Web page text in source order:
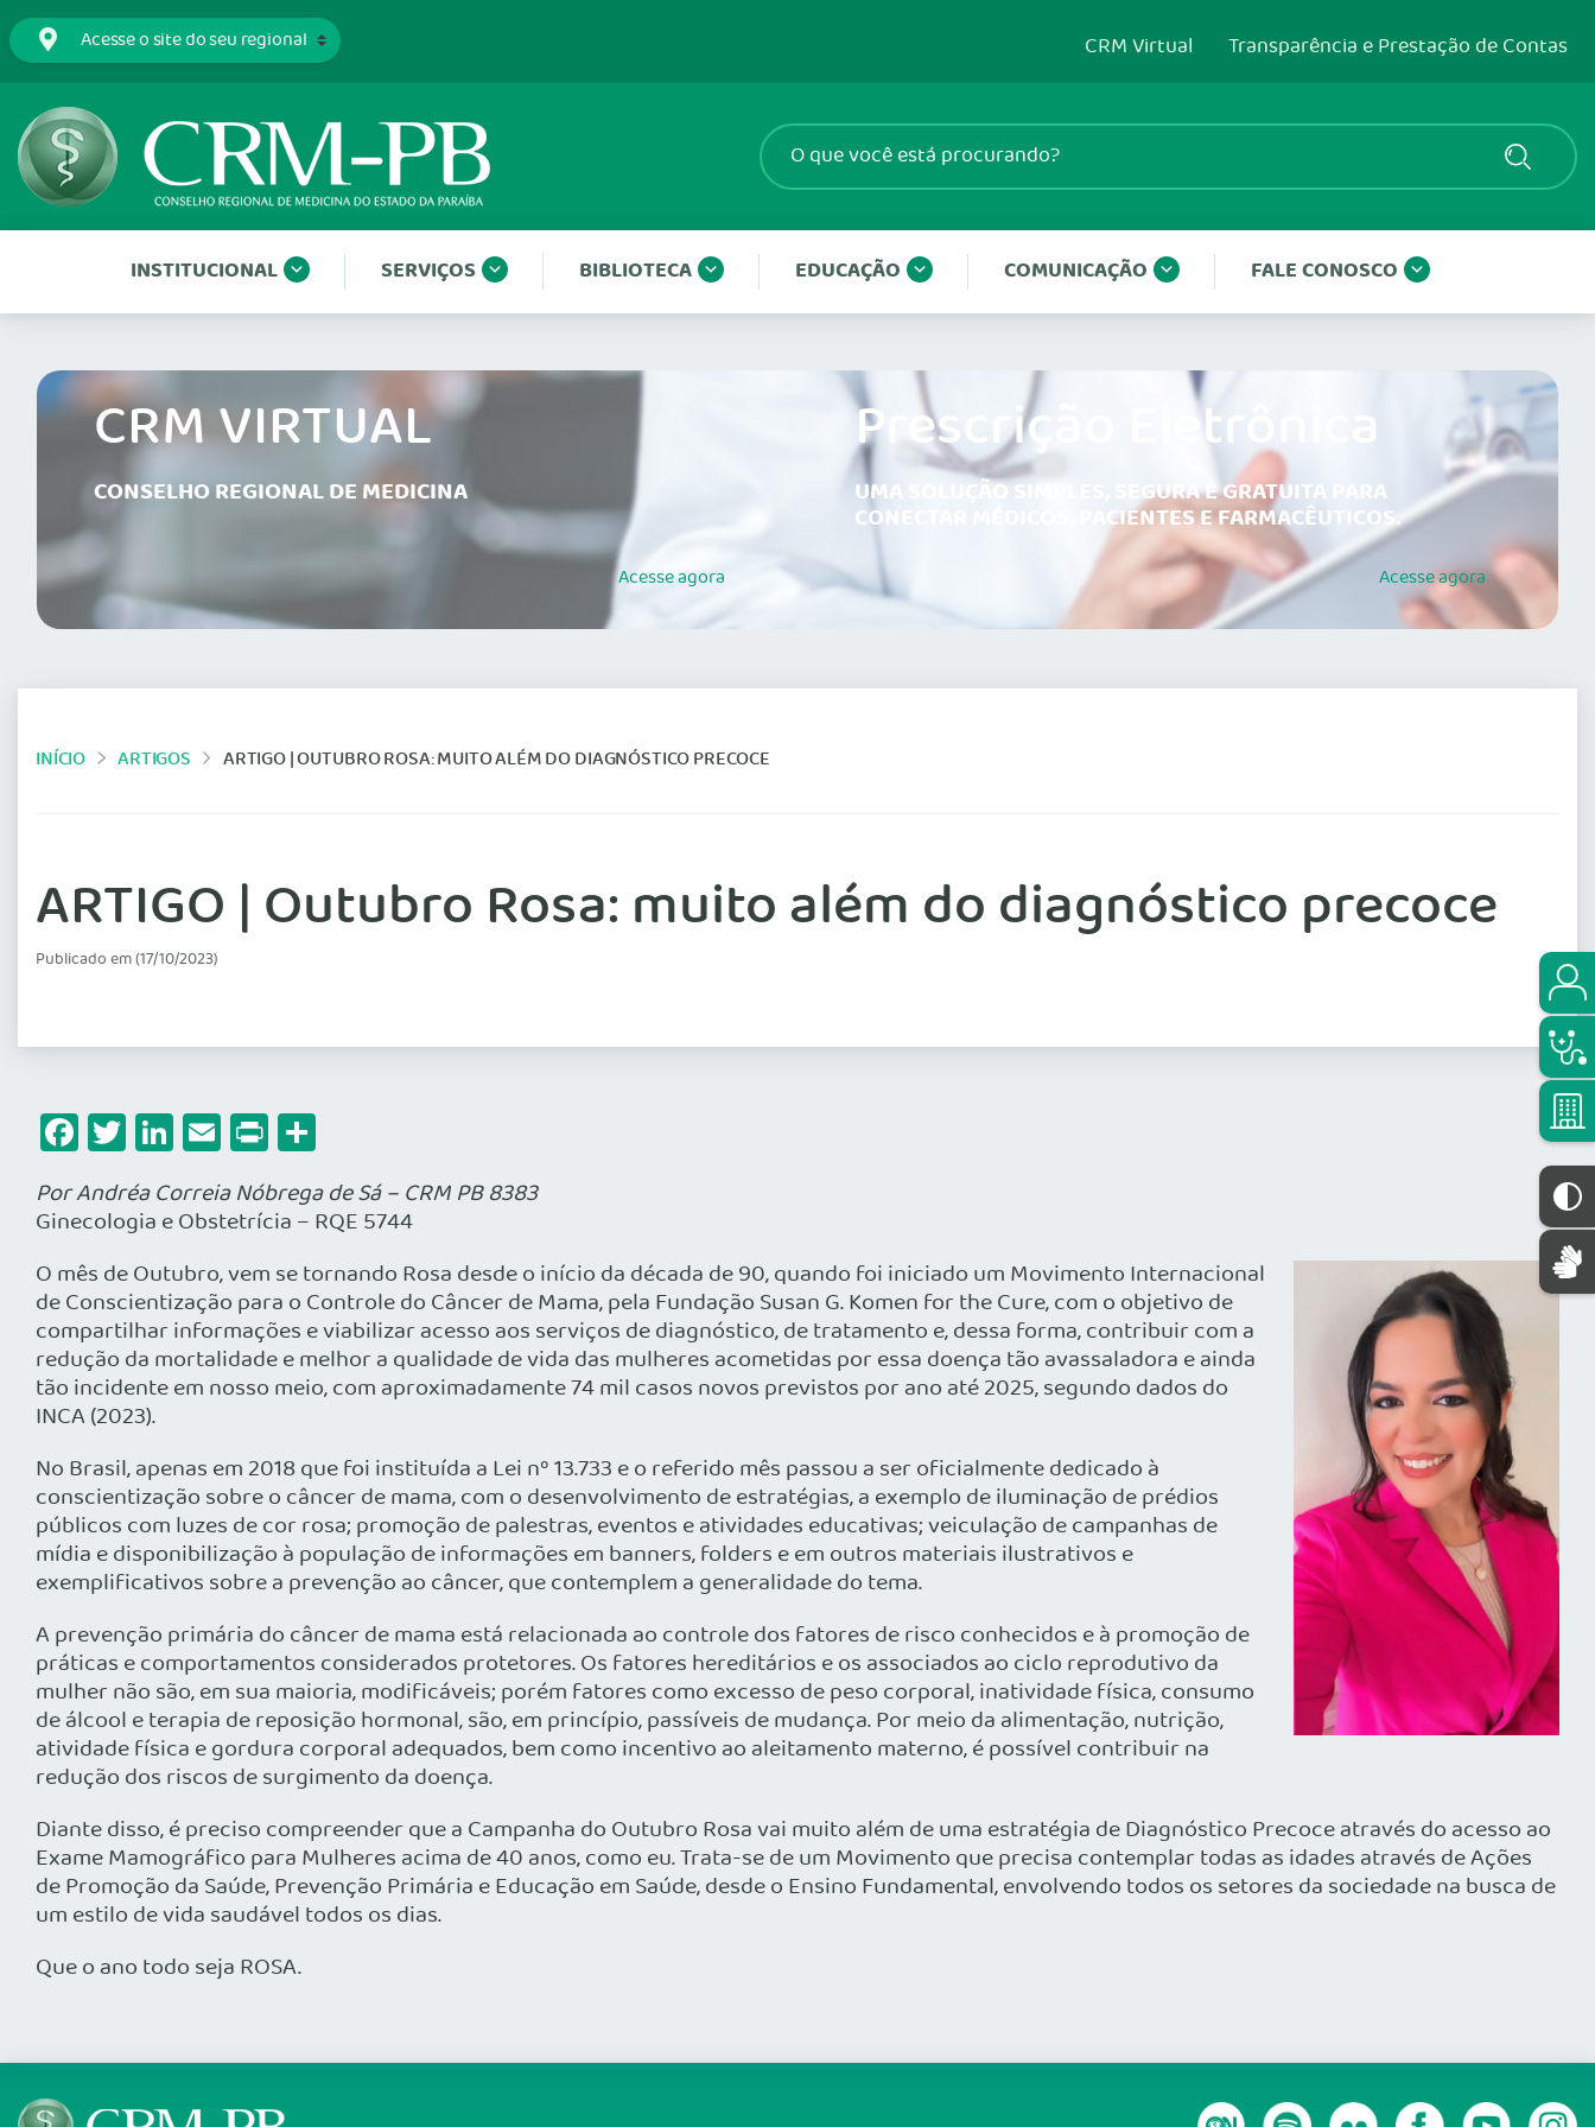
CRM Virtual Transparência e Prestação de Contas
INSTITUCIONAL SERVIÇOS BIBLIOTECA EDUCAÇÃO COMUNICAÇÃO FALE CONOSCO
CRM VIRTUAL
CONSELHO REGIONAL DE MEDICINA
Acesseagora
Prescrição Eletrônica
UMA SOLUÇÃO SIMPLES, SEGURA E GRATUITA PARA
CONECTAR MÉDICOS, PACIENTES E FARMACÊUTICOS.
Acesseagora
INÍCIO ARTIGOS ARTIGO | OUTUBRO ROSA: MUITO ALÉM DO DIAGNÓSTICO PRECOCE
ARTIGO | Outubro Rosa: muito além do diagnóstico precoce
Publicado em (17/10/2023)
Facebook
Twitter
LinkedIn
Email
Print
Por Andréa Correia Nóbrega de Sá – CRM PB 8383
Ginecologia e Obstetrícia – RQE 5744
O mês de Outubro, vem se tornando Rosa desde o início da década de 90, quando foi iniciado um Movimento Internacional
de Conscientização para o Controle do Câncer de Mama, pela Fundação Susan G. Komen for the Cure, com o objetivo de
compartilhar informações e viabilizar acesso aos serviços de diagnóstico, de tratamento e, dessa forma, contribuir com a
redução da mortalidade e melhor a qualidade de vida das mulheres acometidas por essa doença tão avassaladora e ainda
tão incidente em nosso meio, com aproximadamente 74 mil casos novos previstos por ano até 2025, segundo dados do
INCA (2023).
No Brasil, apenas em 2018 que foi instituída a Lei nº 13.733 e o referido mês passou a ser oficialmente dedicado à
conscientização sobre o câncer de mama, com o desenvolvimento de estratégias, a exemplo de iluminação de prédios
públicos com luzes de cor rosa; promoção de palestras, eventos e atividades educativas; veiculação de campanhas de
mídia e disponibilização à população de informações em banners, folders e em outros materiais ilustrativos e
exemplificativos sobre a prevenção ao câncer, que contemplem a generalidade do tema.
A prevenção primária do câncer de mama está relacionada ao controle dos fatores de risco conhecidos e à promoção de
práticas e comportamentos considerados protetores. Os fatores hereditários e os associados ao ciclo reprodutivo da
mulher não são, em sua maioria, modificáveis; porém fatores como excesso de peso corporal, inatividade física, consumo
de álcool e terapia de reposição hormonal, são, em princípio, passíveis de mudança. Por meio da alimentação, nutrição,
atividade física e gordura corporal adequados, bem como incentivo ao aleitamento materno, é possível contribuir na
redução dos riscos de surgimento da doença.
Diante disso, é preciso compreender que a Campanha do Outubro Rosa vai muito além de uma estratégia de Diagnóstico Precoce através do acesso ao
Exame Mamográfico para Mulheres acima de 40 anos, como eu. Trata-se de um Movimento que precisa contemplar todas as idades através de Ações
de Promoção da Saúde, Prevenção Primária e Educação em Saúde, desde o Ensino Fundamental, envolvendo todos os setores da sociedade na busca de
um estilo de vida saudável todos os dias.
Que o ano todo seja ROSA.